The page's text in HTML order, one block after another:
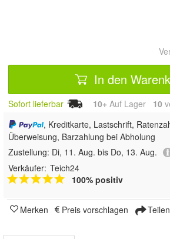
In den
Sofort lieferbar 10+ Auf Lager 10
, Kreditkarte, Lastschrift,
Überweisung, Barzahlung bei Abholung
Zustellung: Di, 11. Aug. bis Do, 13. Aug.
Verkäufer: Teich24
100% positiv
Merken Preis vorschlagen Teilen